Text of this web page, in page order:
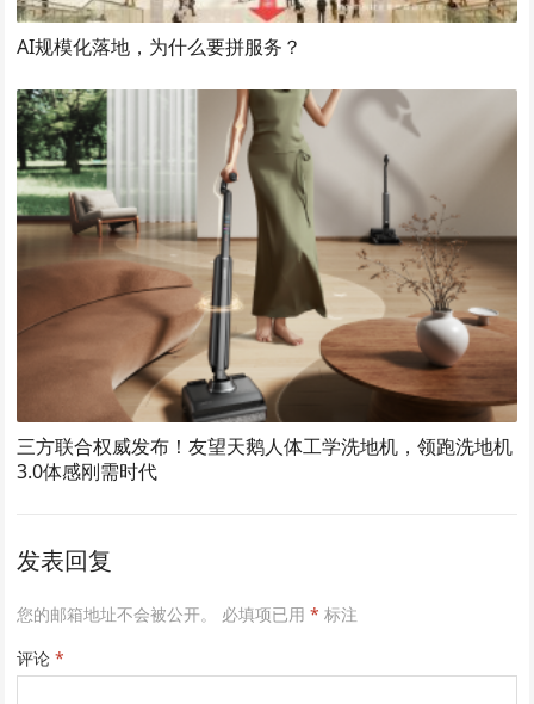
AI规模化落地，为什么要拼服务？
三方联合权威发布！友望天鹅人体工学洗地机，领跑洗地机
3.0体感刚需时代
发表回复
您的邮箱地址不会被公开。 必填项已用* 标注
评论*